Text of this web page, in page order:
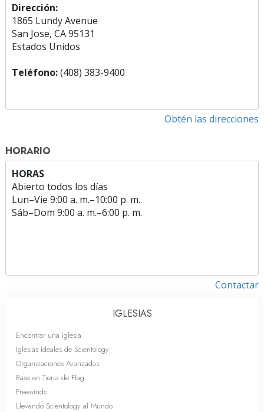
Dirección:
1865 Lundy Avenue
San Jose, CA 95131
Estados Unidos
Teléfono:(408) 383-9400
Obtén las direcciones
HORARIO
HORAS
Abierto todos los días
Lun–Vie 9:00 a. m.–10:00 p. m.
Sáb–Dom 9:00 a. m.–6:00 p. m.
Contactar
IGLESIAS
Encontrar una Iglesia
Iglesias Ideales de Scientology
Organizaciones Avanzadas
Base en Tierra de Flag
Freewinds
Llevando Scientology al Mundo